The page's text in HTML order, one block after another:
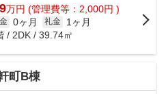
万円 (管理費等：2,000円 )
0ヶ月 礼金
1ヶ月
/ 2DK / 39.74㎡
町B棟